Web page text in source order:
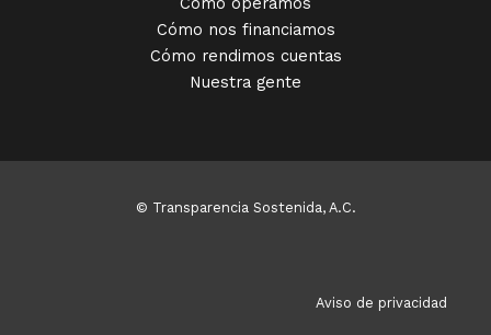
Cómo nos financiamos
Cómo rendimos cuentas
Nuestra gente
© Transparencia Sostenida, A.C.
Aviso de privacidad